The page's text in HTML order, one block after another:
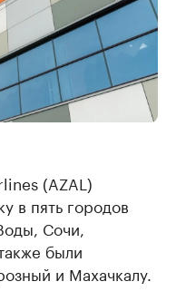
(AZAL)
в пять городов
Сочи,
были
и Махачкалу.